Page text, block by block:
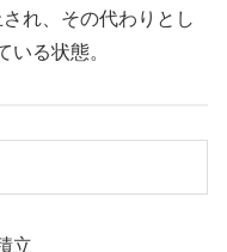
れ、その代わりとし
いる状態。
立